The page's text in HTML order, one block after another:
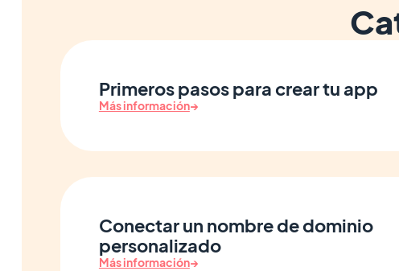
Primeros pasos para crear tu app
Más información→
Conectar un nombre de dominio
personalizado
Más información→